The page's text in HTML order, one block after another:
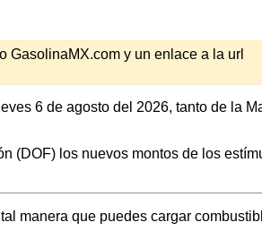
GasolinaMX.com y un enlace a la url
6 de agosto del 2026, tanto de la
(DOF) los nuevos montos de los
manera que puedes cargar